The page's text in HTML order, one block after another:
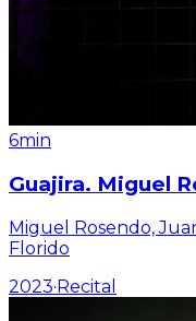
6min
Guajira. Miguel
Miguel Rosendo,
Florido
2023·Recital